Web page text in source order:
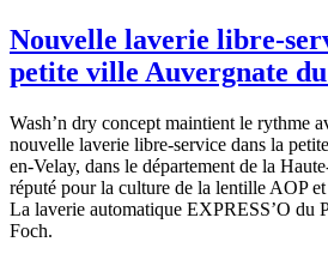
Nouvelle laverie libre-
petite ville Auvergnate
Wash’n dry concept maintient le rythme
nouvelle laverie libre-service dans la
en-Velay, dans le département de la
réputé pour la culture de la lentille AOP
La laverie automatique EXPRESS’O du
Foch.